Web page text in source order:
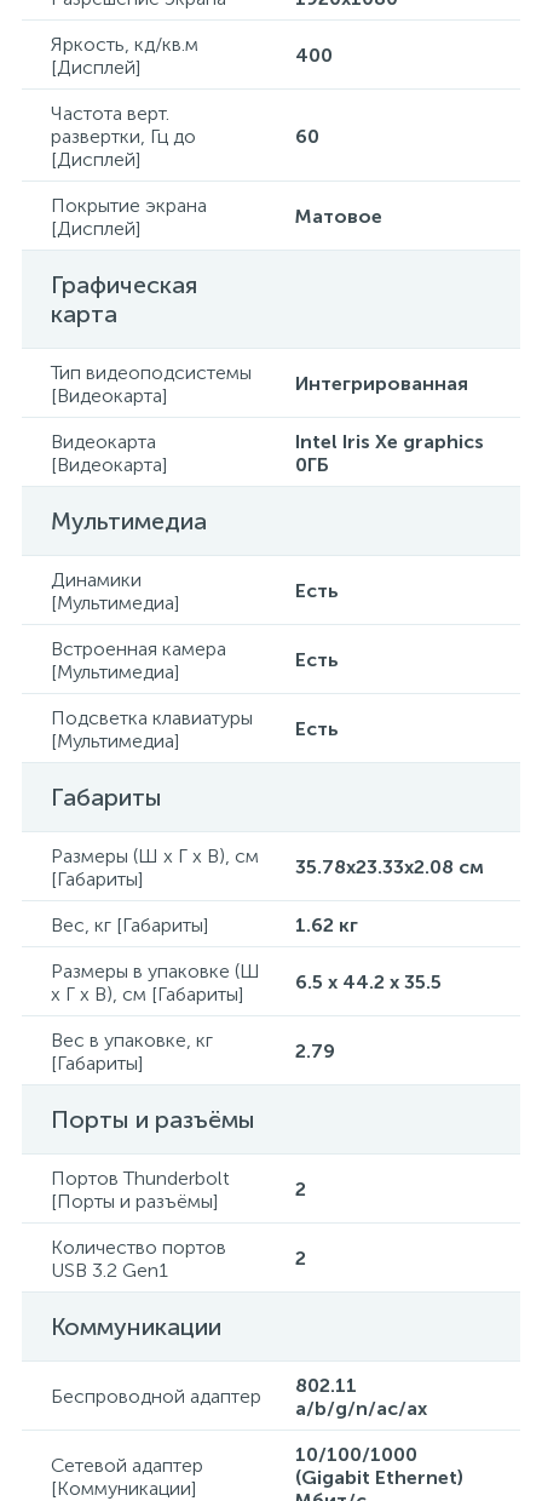
Яркость, кд/кв.м
[Дисплей]
400
Частота верт.
развертки, Гц до
[Дисплей]
60
Покрытие экрана
[Дисплей]
Матовое
Графическая
карта
Тип видеоподсистемы
[Видеокарта]
Интегрированная
Видеокарта
[Видеокарта]
Intel Iris Xe graphics
0ГБ
Мультимедиа
Динамики
[Мультимедиа]
Есть
Встроенная камера
[Мультимедиа]
Есть
Подсветка клавиатуры
[Мультимедиа]
Есть
Габариты
Размеры (Ш x Г x В), см
[Габариты]
35.78x23.33x2.08 см
Вес, кг [Габариты]
1.62 кг
Размеры в упаковке (Ш
x Г x В), см [Габариты]
6.5 x 44.2 x 35.5
Вес в упаковке, кг
[Габариты]
2.79
Порты и разъёмы
Портов Thunderbolt
[Порты и разъёмы]
2
Количество портов
USB 3.2 Gen1
2
Коммуникации
Беспроводной адаптер
802.11
a/b/g/n/ac/ax
Сетевой адаптер
[Коммуникации]
10/100/1000
(Gigabit Ethernet)